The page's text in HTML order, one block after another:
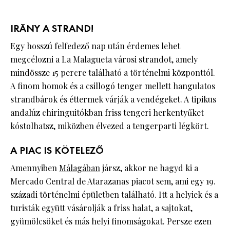
IRÁNY A STRAND!
Egy hosszú felfedező nap után érdemes lehet
megcélozni a La Malagueta városi strandot, amely
mindössze 15 percre található a történelmi központtól.
A finom homok és a csillogó tenger mellett hangulatos
strandbárok és éttermek várják a vendégeket. A tipikus
andalúz chiringuitókban friss tengeri herkentyűket
kóstolhatsz, miközben élvezed a tengerparti légkört.
A PIAC IS KÖTELEZŐ
Amennyiben Málagábanjársz, akkor ne hagyd ki a
Mercado Central de Atarazanas piacot sem, ami egy 19.
századi történelmi épületben található. Itt a helyiek és a
turisták együtt vásárolják a friss halat, a sajtokat,
gyümölcsöket és más helyi finomságokat. Persze ezen